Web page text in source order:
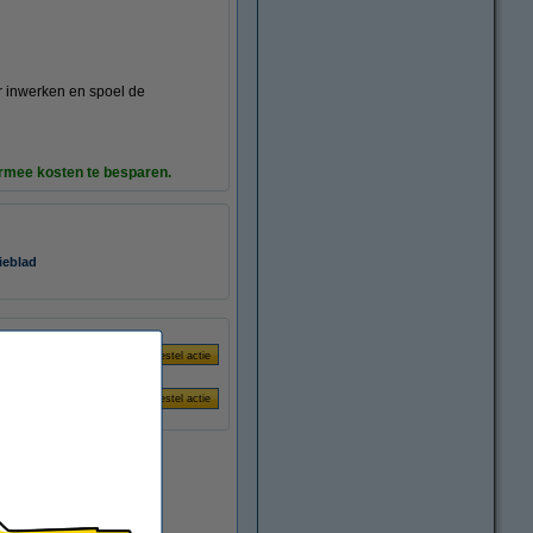
inwerken en spoel de
kosten te besparen.